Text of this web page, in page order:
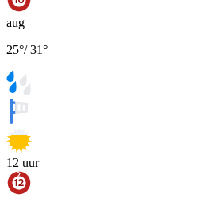
aug
25°/31°
12 uur